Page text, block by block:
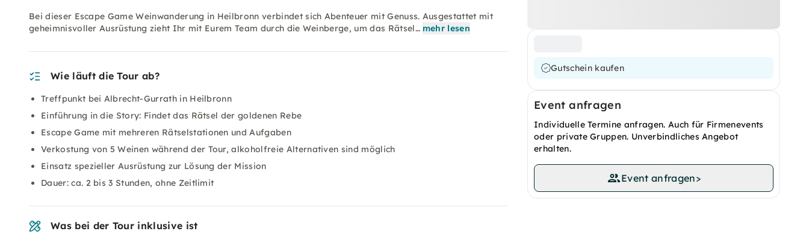
Gutschein kaufen
Event anfragen
Individuelle Termine anfragen. Auch für Firmenevents
oder private Gruppen. Unverbindliches Angebot
erhalten.
Event anfragen>
Bei dieser Escape Game Weinwanderung in Heilbronn verbindet sich Abenteuer mit Genuss. Ausgestattet mit
geheimnisvoller Ausrüstung zieht Ihr mit Eurem Team durch die Weinberge, um das Rätsel… mehr lesen
Wie läuft die Tour ab?
Treffpunkt bei Albrecht-Gurrath in Heilbronn
Einführung in die Story: Findet das Rätsel der goldenen Rebe
Escape Game mit mehreren Rätselstationen und Aufgaben
Verkostung von 5 Weinen während der Tour, alkoholfreie Alternativen sind möglich
Einsatz spezieller Ausrüstung zur Lösung der Mission
Dauer: ca. 2 bis 3 Stunden, ohne Zeitlimit
Was bei der Tour inklusive ist